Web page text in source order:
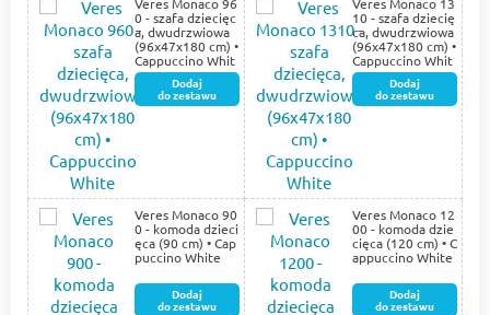
0 - szafa dziecięc
a, dwudrzwiowa
(96х47х180 cm) •
Cappuccino Whit
e
Dodaj
do zestawu
10 - szafa dziecię
ca, dwudrzwiowa
(96х47х180 cm) •
Cappuccino Whit
e
Dodaj
do zestawu
Veres Monaco 90
0 - komoda dzieci
ęca (90 cm) • Cap
puccino White
Dodaj
do zestawu
Veres Monaco 12
00 - komoda dzie
cięca (120 cm) • C
appuccino White
Dodaj
do zestawu